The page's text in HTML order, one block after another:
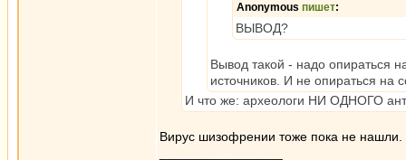
Anonymous пишет:
ВЫВОД?
Вывод такой - надо опираться
источников. И не опираться на
И что же: археологи НИ ОДНОГО
Вирус шизофрении тоже пока не нашли.